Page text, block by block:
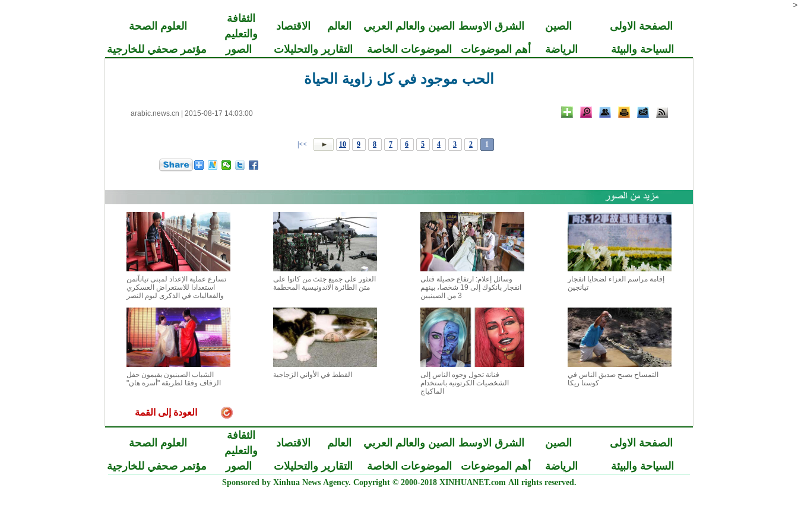
<
الصفحة الاولى الصين الشرق الاوسط الصين والعالم العربي العالم الاقتصاد
الثقافة
والتعليم
العلوم الصحة
السياحة والبيئة
الرياضة أهم الموضوعات الموضوعات الخاصة التقارير والتحليلات الصور مؤتمر صحفي للخارجية
الحب موجود في كل زاوية الحياة
arabic.news.cn 2015-08-17 14:03:00
1
2
3
4
5
6
7
8
9
10
>>|
إقامة مراسم العزاء لضحايا انفجار
تيانجين
وسائل إعلام: ارتفاع حصيلة قتلى
انفجار بانكوك إلى 19 شخصا، بينهم
3 من الصينيين
العثور على جميع جثث من كانوا على
متن الطائرة الاندونيسية المحطمة
تسارع عملية الإعداد لمبنى تيانآنمن
استعدادا للاستعراض العسكري
والفعاليات في الذكرى ليوم النصر
التمساح يصبح صديق الناس في
كوستا ريكا
فنانة تحول وجوه الناس إلى
الشخصيات الكرتونية باستخدام
الماكياج
القطط في الأواني الزجاجية
الشباب الصينيون يقيمون حفل
الزفاف وفقا لطريقة "أسرة هان"
العودة إلى القمة
الصفحة الاولى الصين الشرق الاوسط الصين والعالم العربي العالم الاقتصاد
الثقافة
والتعليم
العلوم الصحة
السياحة والبيئة
الرياضة أهم الموضوعات الموضوعات الخاصة التقارير والتحليلات الصور مؤتمر صحفي للخارجية
Sponsored by Xinhua News Agency. Copyright © 2000-2018 XINHUANET.com All rights reserved.